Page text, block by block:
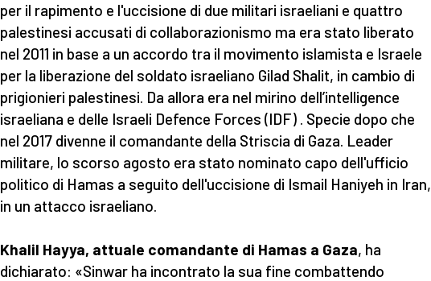
per il rapimento e l'uccisione di due militari israeliani e quattro
palestinesi accusati di collaborazionismo ma era stato liberato
nel 2011 in base a un accordo tra il movimento islamista e Israele
per la liberazione del soldato israeliano Gilad Shalit, in cambio di
prigionieri palestinesi. Da allora era nel mirino dell’intelligence
israeliana e delle Israeli Defence Forces (IDF) . Specie dopo che
nel 2017 divenne il comandante della Striscia di Gaza. Leader
militare, lo scorso agosto era stato nominato capo dell'ufficio
politico di Hamas a seguito dell'uccisione di Ismail Haniyeh in Iran,
in un attacco israeliano.
Khalil Hayya, attuale comandante di Hamas a Gaza, ha
dichiarato: «Sinwar ha incontrato la sua fine combattendo